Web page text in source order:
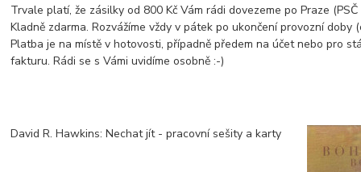
Trvale platí, že zásilky od 800 Kč Vám rádi dovezeme po Praze
Kladně zdarma. Rozvážíme vždy v pátek po ukončení provozní doby
Platba je na místě v hotovosti, případně předem na účet nebo pro
fakturu. Rádi se s Vámi uvidíme osobně :-)
David R. Hawkins: Nechat jít - pracovní sešity a karty